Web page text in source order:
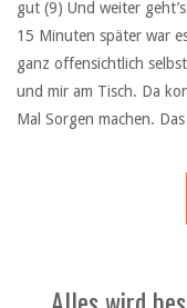
gut (9) Und weiter
15 Minuten später war
ganz offensichtlich
und mir am Tisch. Da
Mal Sorgen machen.